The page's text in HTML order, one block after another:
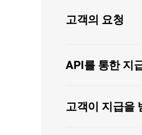
고객의 요청
API를 통한 지
고객이 지급을